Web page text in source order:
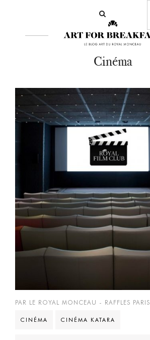
Cinéma
PAR LE ROYAL MONCEAU - RAFFLES PARIS
CINÉMA CINÉMA KATARA